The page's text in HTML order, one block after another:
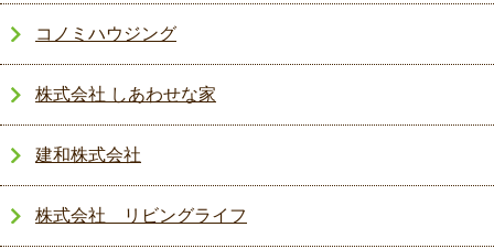
コノミハウジング
株式会社 しあわせな家
建和株式会社
株式会社 リビングライフ